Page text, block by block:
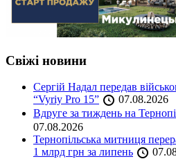
Свіжі новини
Сергій Надал передав
“Vyriy Pro 15”
07.08.2026
Вдруге за тиждень на
07.08.2026
Тернопільська митниця
1 млрд грн за липень